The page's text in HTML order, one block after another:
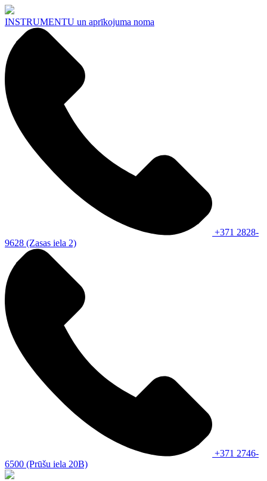
INSTRUMENTU un aprīkojuma noma
+371 2828-
9628 (Zasas iela 2)
+371 2746-
6500 (Prūšu iela 20B)